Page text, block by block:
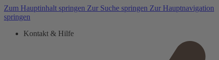
Zum Hauptinhalt springen Zur Suche springen Zur Hauptnavigation
springen
Kontakt & Hilfe